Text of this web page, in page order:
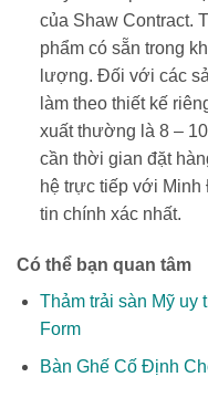
của Shaw Contract.
phẩm có sẵn trong
lượng. Đối với các
làm theo thiết kế
xuất thường là 8 –
cần thời gian đặt
hệ trực tiếp với
tin chính xác nhất.
Có thể bạn quan tâm
Thảm trải sàn Mỹ uy
Form
Bàn Ghế Cố Định